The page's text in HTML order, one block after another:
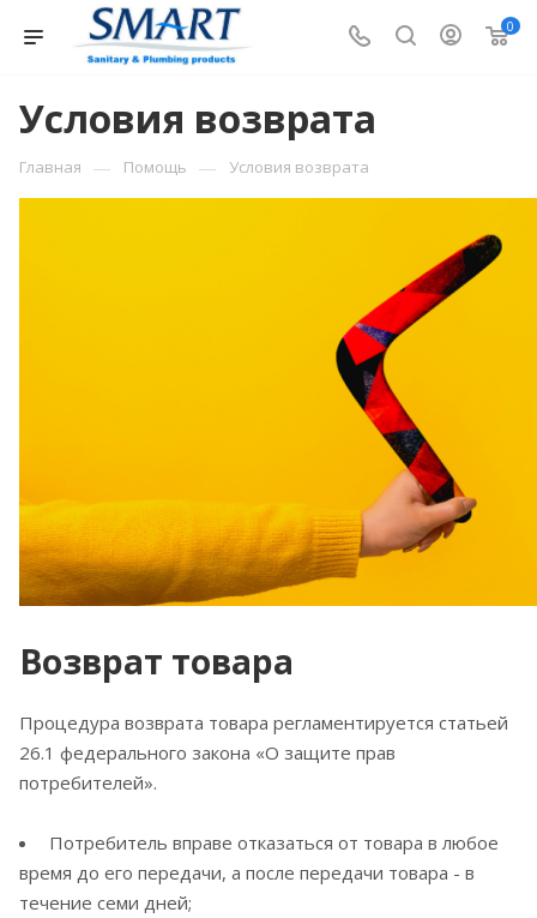
0
Условия возврата
Главная — Помощь — Условия возврата
Возврат товара
Процедура возврата товара регламентируется статьей
26.1 федерального закона «О защите прав
потребителей».
Потребитель вправе отказаться от товара в любое
время до его передачи, а после передачи товара - в
течение семи дней;